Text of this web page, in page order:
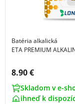
Batéria alkalická
ETA PREMIUM
Cena s DPH:
8.90 €
Skladom v e-
ihneď k